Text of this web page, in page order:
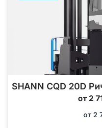
SHANN CQD 20D
от 2
от 2